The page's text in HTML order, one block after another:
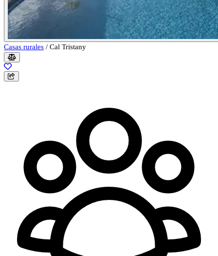
Casas rurales / Cal Tristany